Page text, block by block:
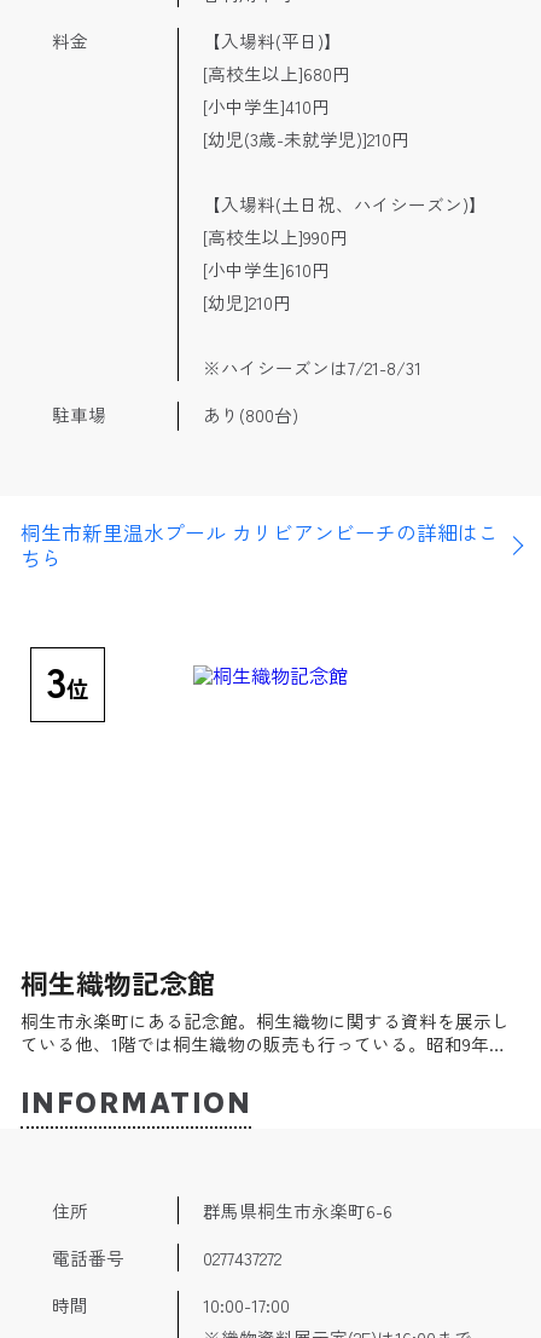
料金
【入場料(平日)】
[高校生以上]680円
[小中学生]410円
[幼児(3歳-未就学児)]210円
【入場料(土日祝、ハイシーズン)】
[高校生以上]990円
[小中学生]610円
[幼児]210円
※ハイシーズンは7/21-8/31
駐車場
あり(800台)
桐生市新里温水プール カリビアンビーチの詳細はこ
ちら
3位
桐生織物記念館
桐生市永楽町にある記念館。桐生織物に関する資料を展示し
ている他、1階では桐生織物の販売も行っている。昭和9年
の有形文化財に登録されている。
INFORMATION
住所
群馬県桐生市永楽町6-6
電話番号
0277437272
時間
10:00-17:00